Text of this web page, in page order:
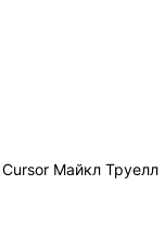
Майкл Труелл